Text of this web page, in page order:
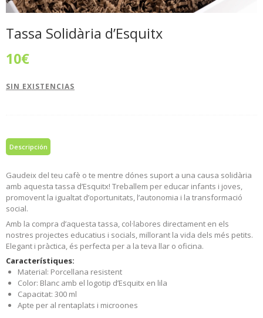
Tassa Solidària d’Esquitx
10€
SIN EXISTENCIAS
Descripción
Gaudeix del teu cafè o te mentre dónes suport a una causa solidària
amb aquesta tassa d’Esquitx! Treballem per educar infants i joves,
promovent la igualtat d’oportunitats, l’autonomia i la transformació
social.
Amb la compra d’aquesta tassa, col·labores directament en els
nostres projectes educatius i socials, millorant la vida dels més petits.
Elegant i pràctica, és perfecta per a la teva llar o oficina.
Característiques:
Material: Porcellana resistent
Color: Blanc amb el logotip d’Esquitx en lila
Capacitat: 300 ml
Apte per al rentaplats i microones